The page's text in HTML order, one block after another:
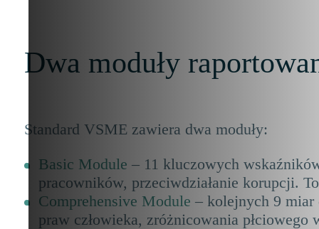
Dwa moduły
Standard VSME zawiera dwa moduły:
Basic Module – 11 kluczowych
pracowników, przeciwdziałanie korupcji.
Comprehensive Module – kolejnych 9
praw człowieka, zróżnicowania